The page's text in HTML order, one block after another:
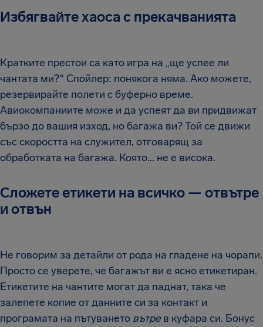
Избягвайте хаоса с прекачванията
Кратките престои са като игра на „ще успее ли
чантата ми?“ Спойлер: понякога няма. Ако можете,
резервирайте полети с буферно време.
Авиокомпаниите може и да успеят да ви придвижат
бързо до вашия изход, но багажа ви? Той се движи
със скоростта на служител, отговарящ за
обработката на багажа. Която... не е висока.
Сложете етикети на всичко — отвътре
и отвън
Не говорим за детайли от рода на гладене на чорапи.
Просто се уверете, че багажът ви е ясно етикетиран.
Етикетите на чантите могат да паднат, така че
залепете копие от данните си за контакт и
програмата на пътуването вътрев куфара си. Бонус